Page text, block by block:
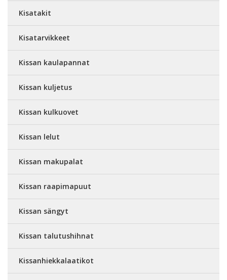
Kisatakit
Kisatarvikkeet
Kissan kaulapannat
Kissan kuljetus
Kissan kulkuovet
Kissan lelut
Kissan makupalat
Kissan raapimapuut
Kissan sängyt
Kissan talutushihnat
Kissanhiekkalaatikot